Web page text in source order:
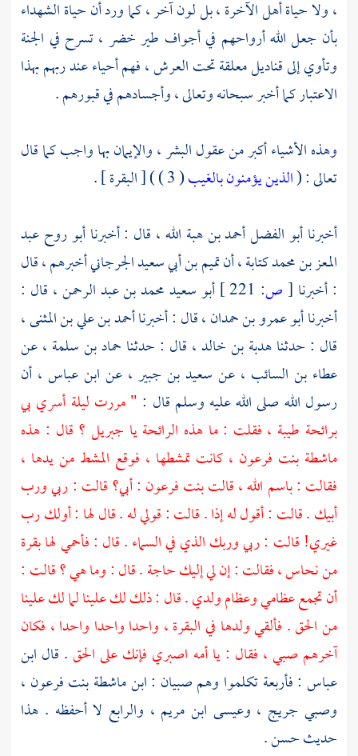
، ولا حياة أهل الآخرة ، بل لون آخر ، كما ورد أن حياة الشهداء
بأن جعل الله أرواحهم في أجواف طير خضر ، تسرح في الجنة
وتأوي إلى قناديل معلقة تحت العرش ، فهم أحياء عند ربهم بهذا
الاعتبار كما أخبر سبحانه وتعالى ، وأجسادهم في قبورهم .
وهذه الأشياء أكبر من عقول البشر ، والإيمان بها واجب كما قال
تعالى : (الذين يؤمنون بالغيب( 3 ) ) [ البقرة ] .
أخبرناأبو الفضل أحمد بن هبة الله ، قال : أخبرناأبو روح عبد
المعز بن محمدكتابة ، أنتميم بن أبي سعيد الجرجانيأخبرهم ، قال
: أخبرنا [ص:
أبو سعيد محمد بن عبد الرحمن ، قال :
أخبرناأبو عمرو بن حمدان ،قال : أخبرناأحمد بن علي بن المثنى ،
قال : حدثناهدبة بن خالد ، قال : حدثنا حماد بن سلمة ،عن
عطاء بن السائب ،عن سعيد بن جبير ، عن ابن عباس ، أن
رسول الله صلى الله عليه وسلم قال : " مررت ليلة أسري بي
برائحة طيبة ، فقلت : ما هذه الرائحة يا جبريل ؟ قال : هذه
ماشطة بنت فرعون ،كانت تمشطها ، فوقع المشط من يدها ،
فقالت : باسم الله ، قالت بنتفرعون : أبي؟ قالت : ربي ورب
أبيك . قالت : أقول له إذا . قالت : قولي له . قال لها : أولك رب
غيري! قالت : ربي وربك الذي في السماء . قال : فأحمي لها بقرة
من نحاس ، فقالت : إن لي إليك حاجة . قال : وما هي ؟ قالت :
أن تجمع عظامي وعظام ولدي . قال : ذلك لك علينا لما لك علينا
من الحق . فألقي ولدها في البقرة ، واحدا واحدا واحدا ، فكان
آخرهم صبي ، فقال : يا أمه اصبري فإنك على الحق. قال ابن
عباس : فأربعة تكلموا وهم صبيان : ابن ماشطة بنتفرعون ،
وصبي جريج ، وعيسى ابن مريم ، والرابع لا أحفظه . هذا
حديث حسن .